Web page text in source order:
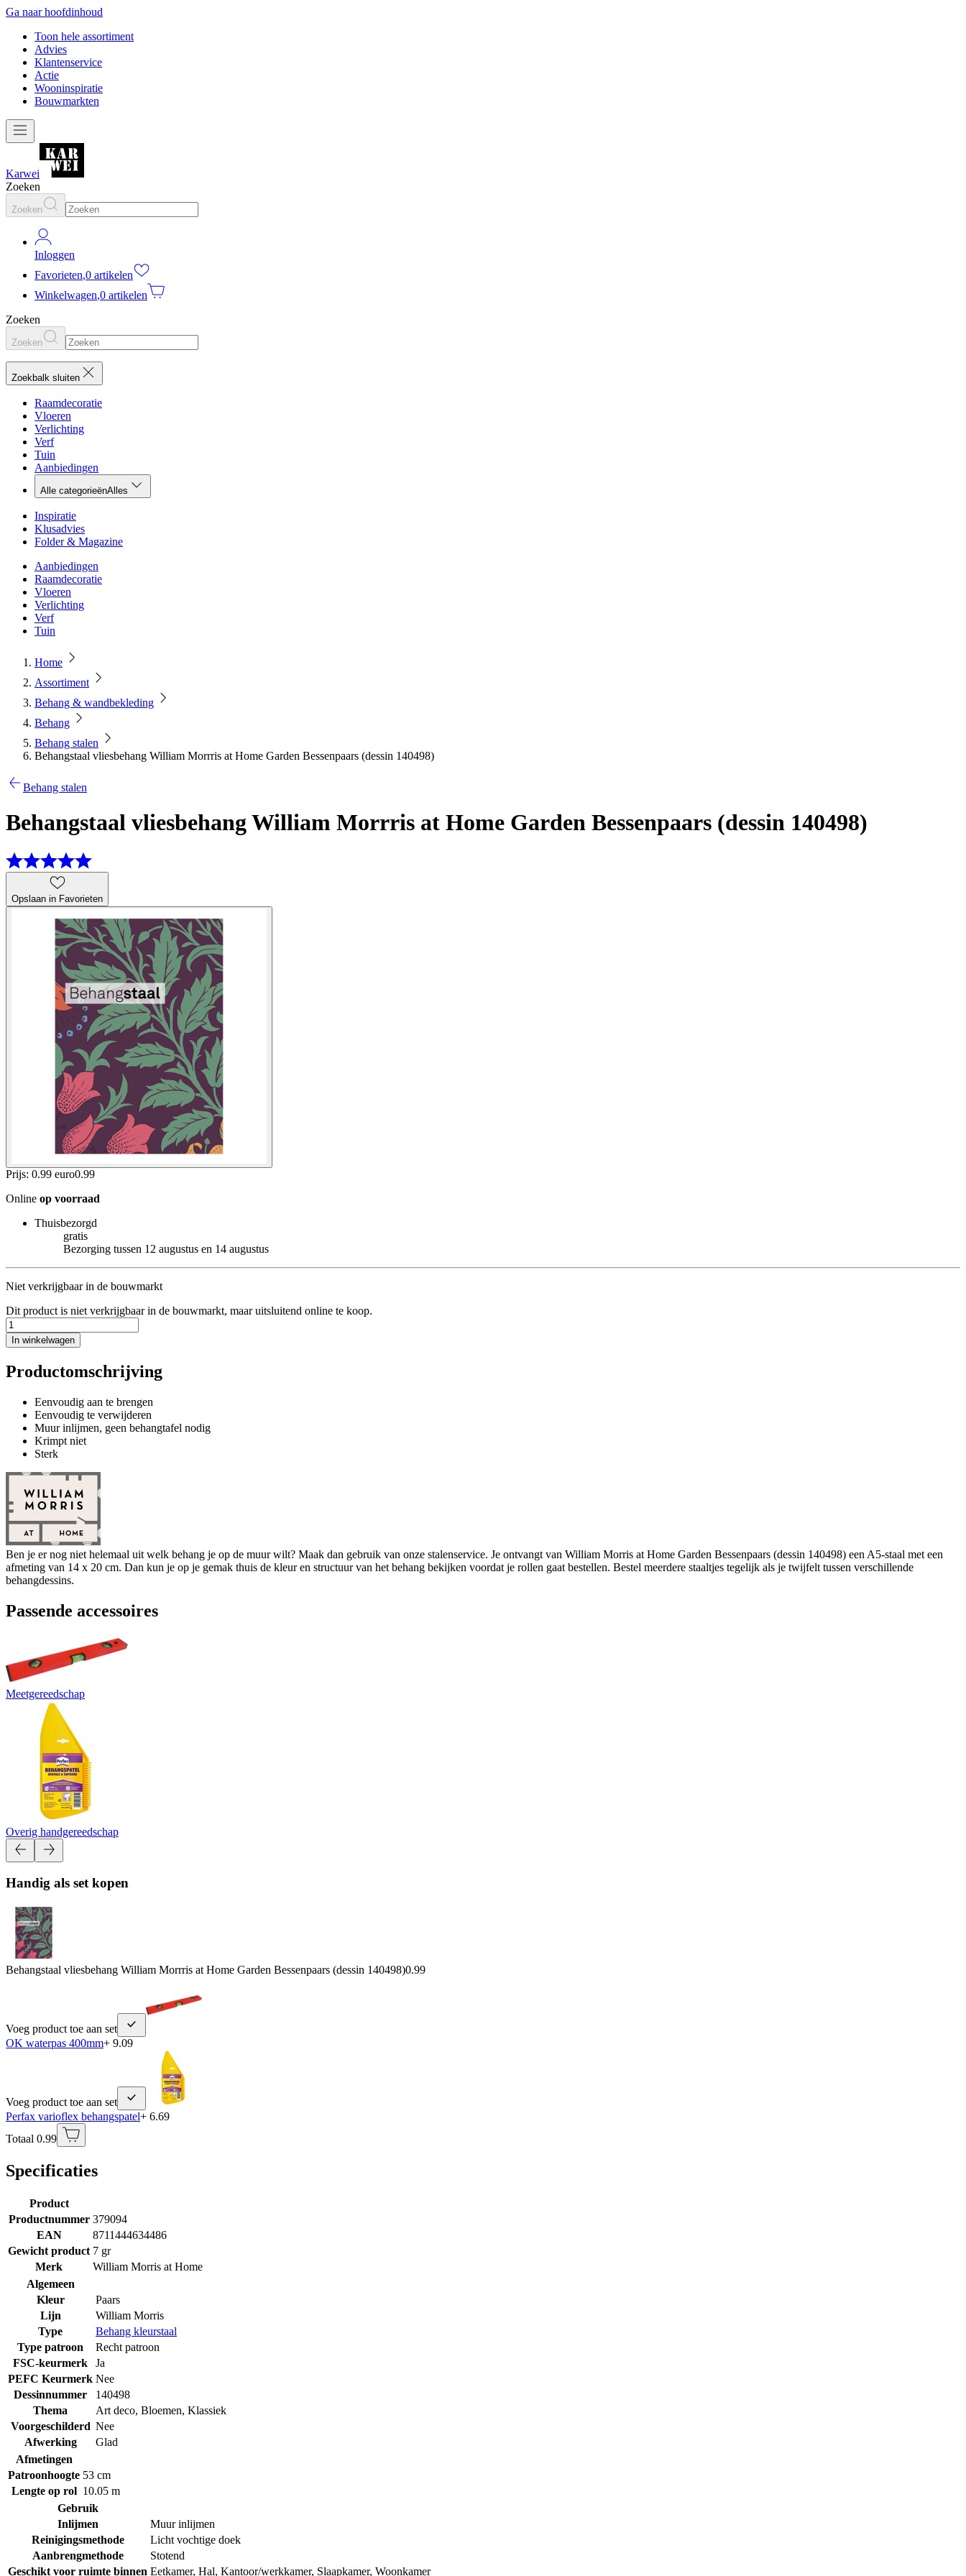
Ga naar hoofdinhoud
Toon hele assortiment
Advies
Klantenservice
Actie
Wooninspiratie
Bouwmarkten
Karwei
Zoeken
Zoeken
Inloggen
Favorieten,0 artikelen
Winkelwagen,0 artikelen
Zoeken
Zoeken
Zoekbalk sluiten
Raamdecoratie
Vloeren
Verlichting
Verf
Tuin
Aanbiedingen
Alle categorieënAlles
Inspiratie
Klusadvies
Folder & Magazine
Aanbiedingen
Raamdecoratie
Vloeren
Verlichting
Verf
Tuin
Home
Assortiment
Behang & wandbekleding
Behang
Behang stalen
Behangstaal vliesbehang William Morrris at Home Garden Bessenpaars (dessin 140498)
Behang stalen
Behangstaal vliesbehang William Morrris at Home Garden Bessenpaars (dessin 140498)
Opslaan in Favorieten
Prijs: 0.99 euro0.99
Online op voorraad
Thuisbezorgd
gratis
Bezorging tussen 12 augustus en 14 augustus
Niet verkrijgbaar in de bouwmarkt
Dit product is niet verkrijgbaar in de bouwmarkt, maar uitsluitend online te koop.
In winkelwagen
Productomschrijving
Eenvoudig aan te brengen
Eenvoudig te verwijderen
Muur inlijmen, geen behangtafel nodig
Krimpt niet
Sterk
Ben je er nog niet helemaal uit welk behang je op de muur wilt? Maak dan gebruik van onze stalenservice. Je ontvangt van William Morris at Home Garden Bessenpaars (dessin 140498) een A5-staal met een
afmeting van 14 x 20 cm. Dan kun je op je gemak thuis de kleur en structuur van het behang bekijken voordat je rollen gaat bestellen. Bestel meerdere staaltjes tegelijk als je twijfelt tussen verschillende
behangdessins.
Passende accessoires
Meetgereedschap
Overig handgereedschap
Handig als set kopen
Behangstaal vliesbehang William Morrris at Home Garden Bessenpaars (dessin 140498)0.99
Voeg product toe aan set
OK waterpas 400mm+ 9.09
Voeg product toe aan set
Perfax varioflex behangspatel+ 6.69
Totaal 0.99
Specificaties
Product
Productnummer 379094
EAN
8711444634486
Gewicht product 7 gr
Merk
William Morris at Home
Algemeen
Kleur
Paars
Lijn
William Morris
Type
Behang kleurstaal
Type patroon
Recht patroon
FSC-keurmerk
Ja
PEFC Keurmerk Nee
Dessinnummer
140498
Thema
Art deco, Bloemen, Klassiek
Voorgeschilderd Nee
Afwerking
Glad
Afmetingen
Patroonhoogte 53 cm
Lengte op rol 10.05 m
Gebruik
Inlijmen
Muur inlijmen
Reinigingsmethode
Licht vochtige doek
Aanbrengmethode
Stotend
Geschikt voor ruimte binnen Eetkamer, Hal, Kantoor/werkkamer, Slaapkamer, Woonkamer